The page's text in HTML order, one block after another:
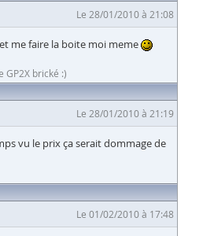
Le 28/01/2010 à 21:08
me faire la boite moi meme
GP2X brické :)
Le 28/01/2010 à 21:19
vu le prix ça serait dommage de
Le 01/02/2010 à 17:48